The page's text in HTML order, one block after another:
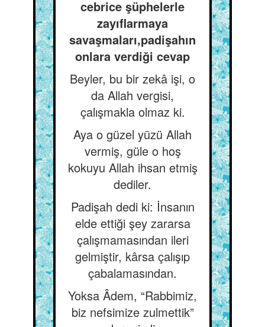
cebrice şüphelerle
zayıflarmaya
savaşmaları,padişahın
onlara verdiği cevap
Beyler, bu bir zekâ işi, o
da Allah vergisi,
çalışmakla olmaz ki.
Aya o güzel yüzü Allah
vermiş, güle o hoş
kokuyu Allah ihsan etmiş
dediler.
Padişah dedi ki: İnsanın
elde ettiği şey zararsa
çalışmamasından ileri
gelmiştir, kârsa çalışıp
çabalamasından.
Yoksa Âdem, “Rabbimiz,
biz nefsimize zulmettik”